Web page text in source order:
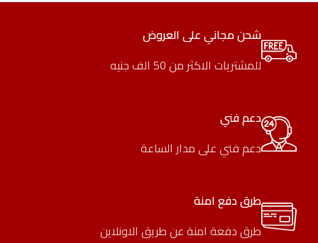
شحن مجاني على العروض
للمشتريات الاكثر من 50 الف جنيه
دعم فني
دعم فني على مدار الساعة
طرق دفع امنة
طرق دفعة امنة عن طريق الاونلاين